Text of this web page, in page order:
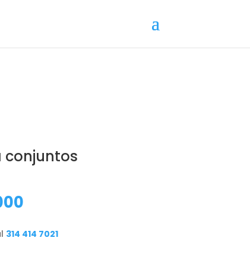
conjuntos
El
actual
es:
314 414 7021